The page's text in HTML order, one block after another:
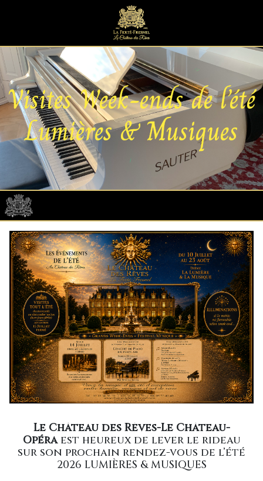
Visites Week-ends de l’été
Lumières & Musiques
Le Château des Rêves-Le Château-
Opéraest heureux de lever le rideau
sur son prochain rendez-vous de l’été
2026 LUMIÈRES & MUSIQUES